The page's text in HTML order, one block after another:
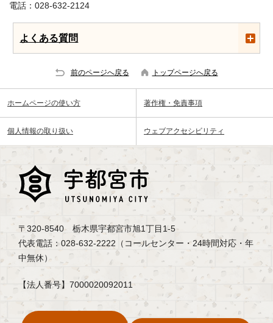
電話：028-632-2124
よくある質問
前のページへ戻る トップページへ戻る
ホームページの使い方 著作権・免責事項
個人情報の取り扱い ウェブアクセシビリティ
〒320-8540 栃木県宇都宮市旭1丁目1-5
代表電話：028-632-2222（コールセンター・24時間対応・年
中無休）
【法人番号】7000020092011